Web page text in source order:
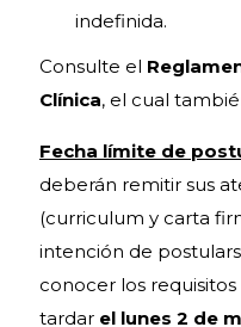
indefinida.
Consulte el
Clínica, el cual
Fecha límite de
deberán remitir sus
(curriculum y carta
intención de
conocer los
tardar el lunes 2 de